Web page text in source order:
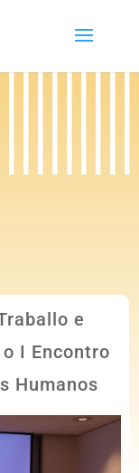
e
I Encontro
Humanos